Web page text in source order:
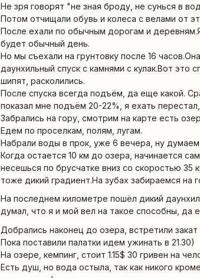
Не зря говорят "не зная броду, не сунься в
Потом отчищали обувь и колеса с велами от
После ехали по обычным дорогам и
будет обычный день.
Но мы съехали на грунтовку после 16
даунхильный спуск с камнями с кулак.Вот это
шипят, расколились.
После спуска всегда подъём, да еще какой.
показал мне подъём 20-22%, я ехать
Забрались на гору, смотрим на карте есть
Едем по проселкам, полям, лугам.
Набрали воды в прок, уже 6 вечера, ну
Когда остается 10 км до озера, начинается
несешься по брусчатке вниз со скоростью
тоже дикий градиент.На зубах забираемся на
На последнем километре пошёл дикий
думал, что я и мой вел на такое способны, да
Добрались наконец до озера, встретили
Пока поставили палатки идем ужинать в 21.30)
На озере, кемпинг, стоит 1.15$ 30 гривен на
Есть душ, но вода остыла, так как никого